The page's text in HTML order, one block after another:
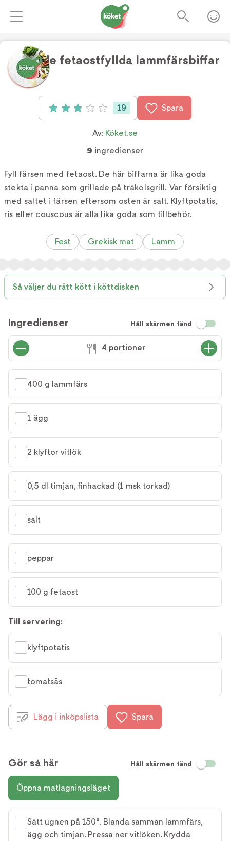
Grillade fetaostfyllda lammfärsbiffar
Betyg: 2.89 av 5 (19 röster)
19 Spara
Av: Köket.se
9 ingredienser
Fyll färsen med fetaost. De här biffarna är lika goda
stekta i panna som grillade på träkolsgrill. Var försiktig
med saltet i färsen eftersom osten är salt. Klyftpotatis,
ris eller couscous är alla lika goda som tillbehör.
Fest Grekisk mat Lamm
Så väljer du rätt kött i köttdisken
Ingredienser Håll skärmen tänd
4 portioner
400 g lammfärs
1 ägg
2 klyftor vitlök
0,5 dl timjan, finhackad (1 msk torkad)
salt
peppar
100 g fetaost
Till servering:
klyftpotatis
tomatsås
Lägg i inköpslista Spara
Gör så här Håll skärmen tänd
Öppna matlagningsläget
Sätt ugnen på 150°. Blanda samman lammfärs,
ägg och timjan. Pressa ner vitlöken. Krydda